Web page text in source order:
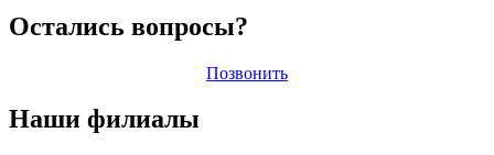
Остались вопросы?
Позвонить
Наши филиалы